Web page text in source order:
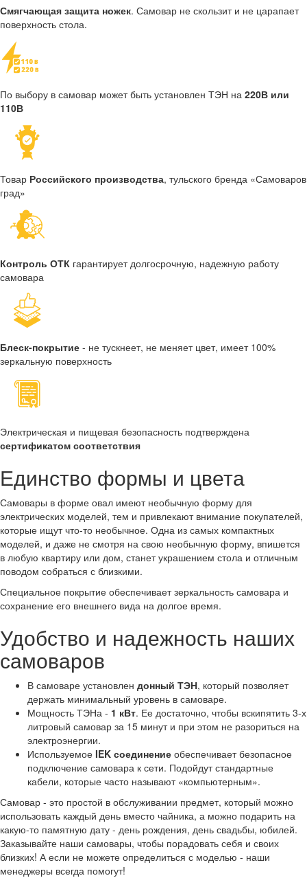
Смягчающая защита ножек. Самовар не скользит и не царапает
поверхность стола.
По выбору в самовар может быть установлен ТЭН на 220В или
110В
Товар Российского производства, тульского бренда «Самоваров
град»
Контроль ОТК гарантирует долгосрочную, надежную работу
самовара
Блеск-покрытие - не тускнеет, не меняет цвет, имеет 100%
зеркальную поверхность
Электрическая и пищевая безопасность подтверждена
сертификатом соответствия
Единство формы и цвета
Самовары в форме овал имеют необычную форму для
электрических моделей, тем и привлекают внимание покупателей,
которые ищут что-то необычное. Одна из самых компактных
моделей, и даже не смотря на свою необычную форму, впишется
в любую квартиру или дом, станет украшением стола и отличным
поводом собраться с близкими.
Специальное покрытие обеспечивает зеркальность самовара и
сохранение его внешнего вида на долгое время.
Удобство и надежность наших
самоваров
В самоваре установлен донный ТЭН, который позволяет
держать минимальный уровень в самоваре.
Мощность ТЭНа - 1 кВт. Ее достаточно, чтобы вскипятить 3-х
литровый самовар за 15 минут и при этом не разориться на
электроэнергии.
Используемое IEK соединение обеспечивает безопасное
подключение самовара к сети. Подойдут стандартные
кабели, которые часто называют «компьютерным».
Самовар - это простой в обслуживании предмет, который можно
использовать каждый день вместо чайника, а можно подарить на
какую-то памятную дату - день рождения, день свадьбы, юбилей.
Заказывайте наши самовары, чтобы порадовать себя и своих
близких! А если не можете определиться с моделью - наши
менеджеры всегда помогут!